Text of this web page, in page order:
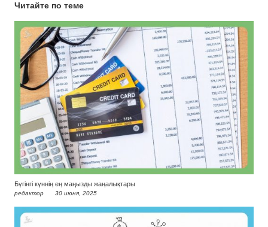
Читайте по теме
Бүгінгі күннің ең маңызды жаңалықтары
редактор 30 июня, 2025